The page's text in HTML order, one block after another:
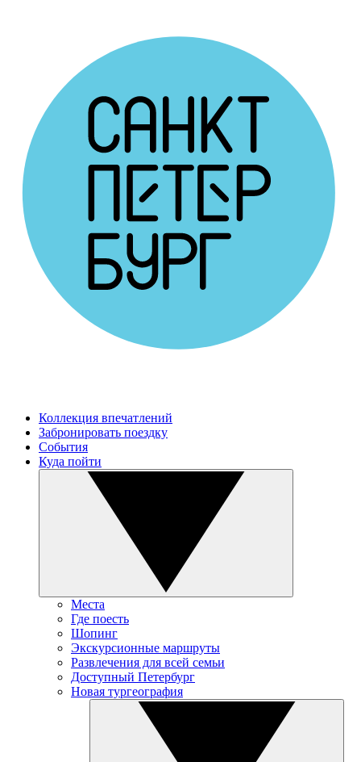
Коллекция впечатлений
Забронировать поездку
События
Куда пойти
Места
Где поесть
Шопинг
Экскурсионные маршруты
Развлечения для всей семьи
Доступный Петербург
Новая тургеография